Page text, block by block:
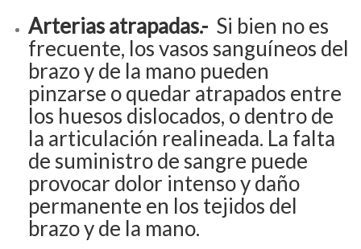
Arterias atrapadas.- Si bien no es
frecuente, los vasos sanguíneos del
brazo y de la mano pueden
pinzarse o quedar atrapados entre
los huesos dislocados, o dentro de
la articulación realineada. La falta
de suministro de sangre puede
provocar dolor intenso y daño
permanente en los tejidos del
brazo y de la mano.